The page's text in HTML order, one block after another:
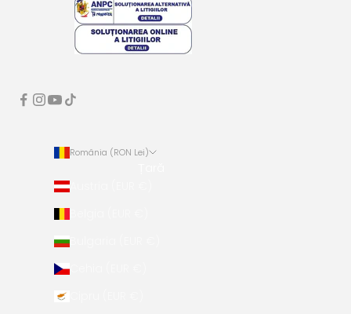
România (RON Lei)
Austria (EUR €)
Bulgaria (EUR €)
Cehia (EUR €)